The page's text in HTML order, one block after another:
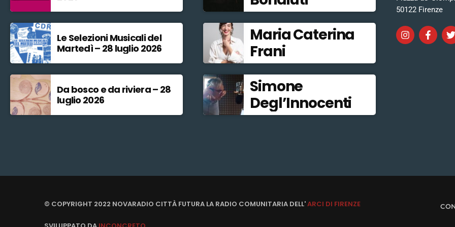
Le Selezioni Musicali del
Martedì – 28 luglio 2026
Da bosco e da riviera – 28
luglio 2026
Maria Caterina
Frani
Simone
Degl’Innocenti
50122 Firenze
© COPYRIGHT 2022 NOVARADIO CITTÀ FUTURA LA RADIO COMUNITARIA DELL'ARCI DI FIRENZE